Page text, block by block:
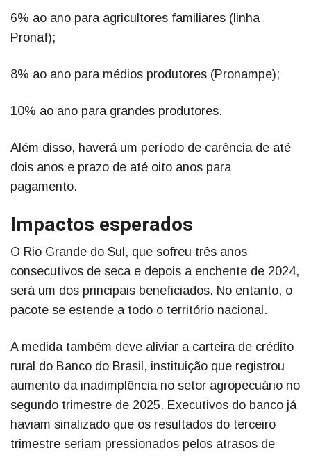
6% ao ano para agricultores familiares (linha
Pronaf);
8% ao ano para médios produtores (Pronampe);
10% ao ano para grandes produtores.
Além disso, haverá um período de carência de até
dois anos e prazo de até oito anos para
pagamento.
Impactos esperados
O Rio Grande do Sul, que sofreu três anos
consecutivos de seca e depois a enchente de 2024,
será um dos principais beneficiados. No entanto, o
pacote se estende a todo o território nacional.
A medida também deve aliviar a carteira de crédito
rural do Banco do Brasil, instituição que registrou
aumento da inadimplência no setor agropecuário no
segundo trimestre de 2025. Executivos do banco já
haviam sinalizado que os resultados do terceiro
trimestre seriam pressionados pelos atrasos de